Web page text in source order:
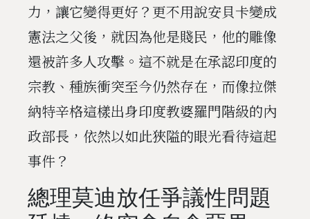
力，讓它變得更好？更不用說安貝卡變成
憲法之父後，就因為他是賤民，他的雕像
還被許多人攻擊。這不就是在承認印度的
宗教、種族衝突至今仍然存在，而像拉傑
納特辛格這樣出身印度教婆羅門階級的內
政部長，依然以如此狹隘的眼光看待這起
事件？
總理莫迪放任爭議性問題